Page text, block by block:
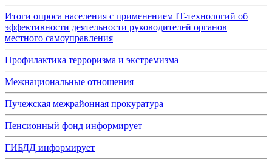
Итоги опроса населения с применением IT-технологий об
эффективности деятельности руководителей органов
местного самоуправления
Профилактика терроризма и экстремизма
Межнациональные отношения
Пучежская межрайонная прокуратура
Пенсионный фонд информирует
ГИБДД информирует